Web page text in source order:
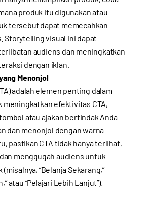
produk itu digunakan atau
tersebut dapat memecahkan
Storytelling visual ini dapat
audiens dan meningkatkan
dengan iklan.
Menonjol
adalah elemen penting dalam
meningkatkan efektivitas CTA,
atau ajakan bertindak Anda
dan menonjol dengan warna
pastikan CTA tidak hanya terlihat,
menggugah audiens untuk
“Belanja Sekarang,”
atau “Pelajari Lebih Lanjut”).